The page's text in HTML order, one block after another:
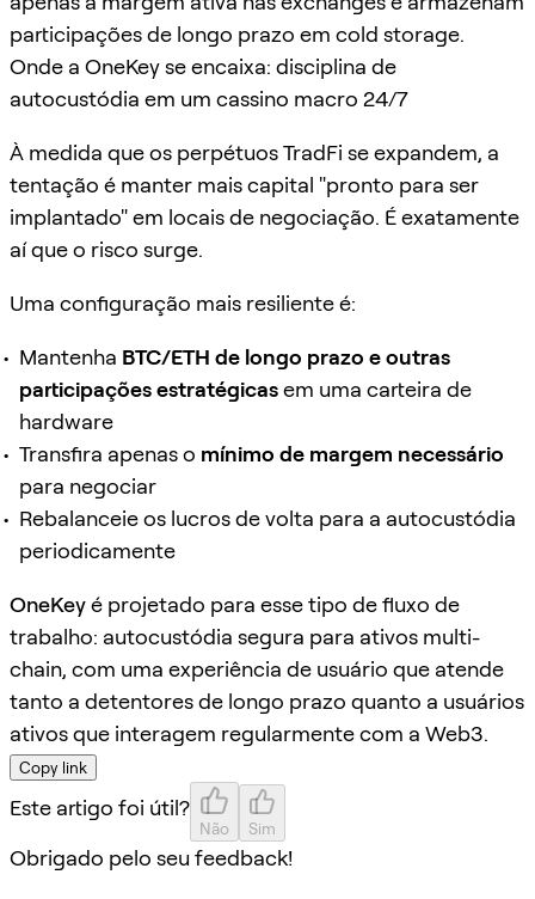
participações de longo prazo em cold storage.
Onde a OneKey se encaixa: disciplina de
autocustódia em um cassino macro 24/7
À medida que os perpétuos TradFi se expandem, a
tentação é manter mais capital "pronto para ser
implantado" em locais de negociação. É exatamente
aí que o risco surge.
Uma configuração mais resiliente é:
Mantenha BTC/ETH de longo prazo e outras
participações estratégicasem uma carteira de
hardware
Transfira apenas o mínimo de margem necessário
para negociar
Rebalanceie os lucros de volta para a autocustódia
periodicamente
OneKeyé projetado para esse tipo de fluxo de
trabalho: autocustódia segura para ativos multi-
chain, com uma experiência de usuário que atende
tanto a detentores de longo prazo quanto a usuários
ativos que interagem regularmente com a Web3.
Copy link
Este artigo foi útil?
Não Sim
Obrigado pelo seu feedback!